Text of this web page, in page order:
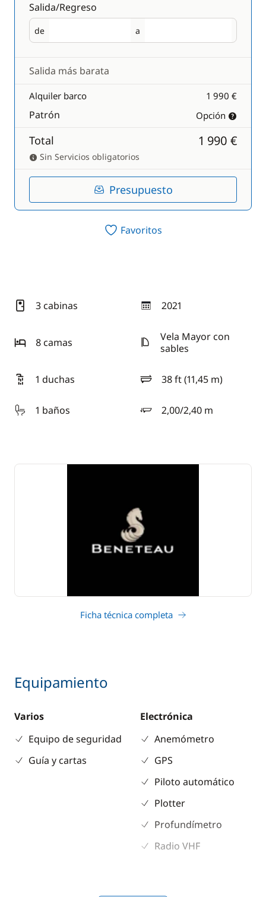
Salida/Regreso
de
Salida a
Regreso
Salida más barata
Alquiler barco 1 990 €
Patrón Opción
Total 1 990 €
Sin Servicios obligatorios
Presupuesto
Favoritos
3 cabinas 2021
año
8 camas
Vela Mayor con
sables
1 duchas 38 ft (11,45 m)
eslora
1 baños
2,00/2,40 m
calado
Ficha técnica completa
Equipamiento
Varios
Equipo de seguridad
Guía y cartas
Electrónica
Anemómetro
GPS
Piloto automático
Plotter
Profundímetro
Radio VHF